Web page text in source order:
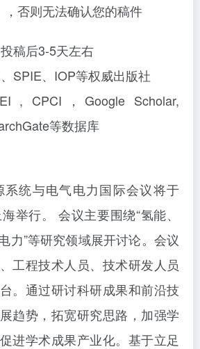
，否则无法确认您的稿件
稿后3-5天左右
SPIE、IOP等权威出版社
EI , CPCI，Google Scholar,
等数据库
系统与电气电力国际会议将于
举行。 会议主要围绕“氢能、
力”等研究领域展开讨论。会议
工程技术人员、技术研发人员
。通过研讨科研成果和前沿技
趋势，拓宽研究思路，加强学
进学术成果产业化。基于立足